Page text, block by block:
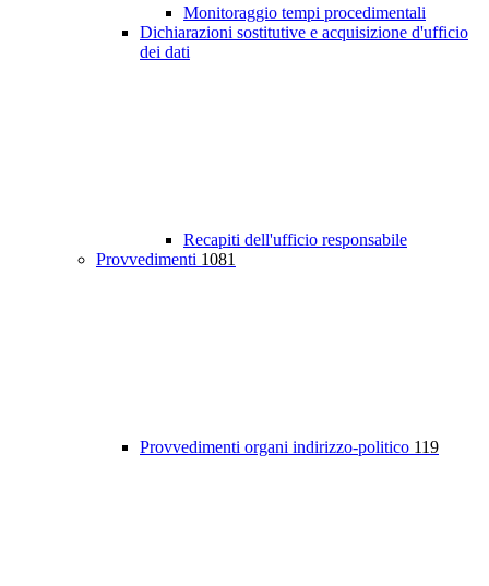
Monitoraggio tempi procedimentali
Dichiarazioni sostitutive e acquisizione d'ufficio
dei dati
Recapiti dell'ufficio responsabile
Provvedimenti 1081
Provvedimenti organi indirizzo-politico 119